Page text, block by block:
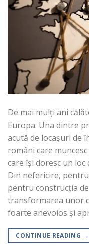
De mai mulți ani
Europa. Una dintre
acută de locașuri de
români care
care își doresc un
Din nefericire,
pentru construcția
transformarea unor
foarte anevoios și
CONTINUE READING →